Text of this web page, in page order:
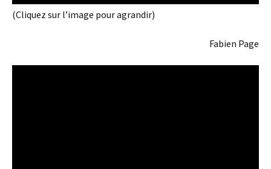
(Cliquez sur l’image pour agrandir)
Fabien Page